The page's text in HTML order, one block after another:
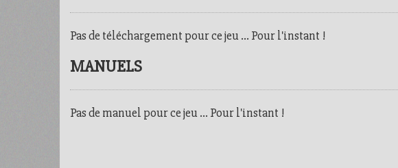
Pas de téléchargement pour ce jeu ... Pour l'instant !
MANUELS
Pas de manuel pour ce jeu ... Pour l'instant !